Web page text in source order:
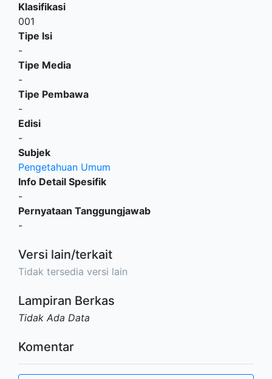
Klasifikasi
001
Tipe Isi
-
Tipe Media
-
Tipe Pembawa
-
Edisi
-
Subjek
Pengetahuan Umum
Info Detail Spesifik
-
Pernyataan Tanggungjawab
-
Versi lain/terkait
Tidak tersedia versi lain
Lampiran Berkas
Tidak Ada Data
Komentar